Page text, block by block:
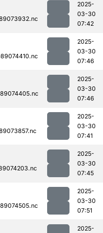
2025-
03-30
07:42
2025-
03-30
07:46
2025-
03-30
07:46
2025-
03-30
07:41
2025-
03-30
07:45
2025-
03-30
07:51
2025-